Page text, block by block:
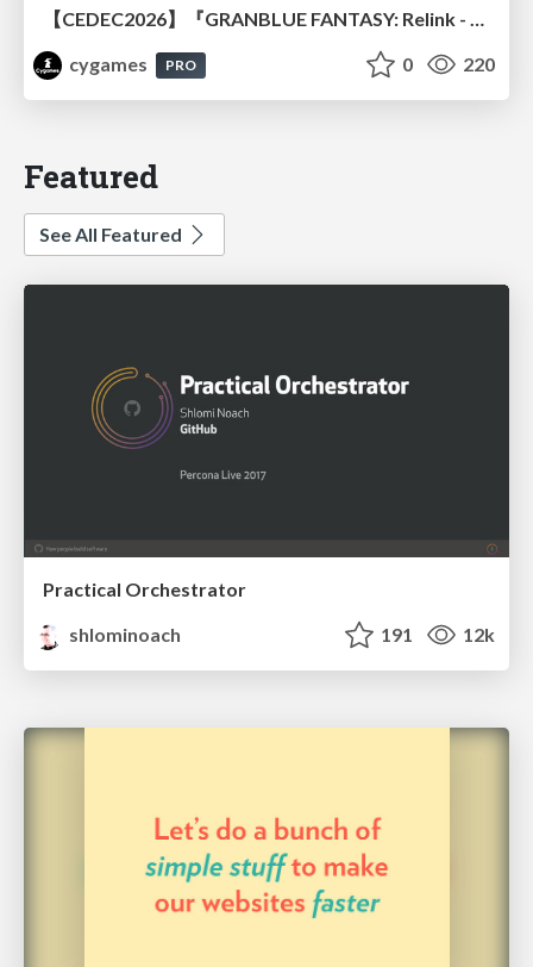
【CEDEC2026】『GRANBLUE FANTASY: Relink - Endless Ragnarok』のバトル制作事例 ～最高のキャラゲーを目指して～
cygames
PRO 0 220
Featured
See All Featured
Practical Orchestrator
shlominoach
191 12k